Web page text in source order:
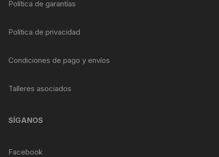
Política de garantías
Política de privacidad
Condiciones de pago y envíos
Talleres asociados
SÍGANOS
Facebook